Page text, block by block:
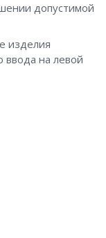
допустимой
изделия
ввода на левой